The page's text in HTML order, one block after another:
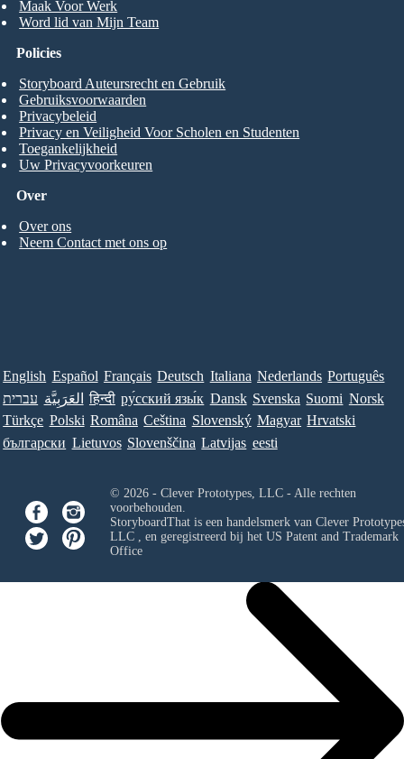
Maak Voor Werk
Word lid van Mijn Team
Over
Over ons
Neem Contact met ons op
Policies
Storyboard Auteursrecht en Gebruik
Gebruiksvoorwaarden
Privacybeleid
Privacy en Veiligheid Voor Scholen en Studenten
Toegankelijkheid
Uw Privacyvoorkeuren
English Español Français Deutsch Italiana Nederlands Português
עברית العَرَبِيَّة हिन्दी ру́сский язы́к Dansk Svenska Suomi Norsk
Türkçe Polski Româna Ceština Slovenský Magyar Hrvatski
български Lietuvos Slovenščina Latvijas eesti
© 2026 - Clever Prototypes, LLC - Alle rechten
voorbehouden.
StoryboardThat is een handelsmerk van Clever
LLC, en geregistreerd bij het US Patent and Trademark
Office